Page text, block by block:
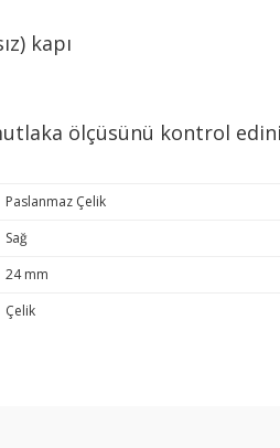
kapı
ölçüsünü kontrol
Paslanmaz Çelik
Sağ
24 mm
Çelik